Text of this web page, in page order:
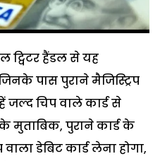
हैंडल से यह
पास पुराने मैजिस्ट्रिप
जल्द चिप वाले कार्ड से
मुताबिक, पुराने कार्ड के
डेबिट कार्ड लेना होगा,